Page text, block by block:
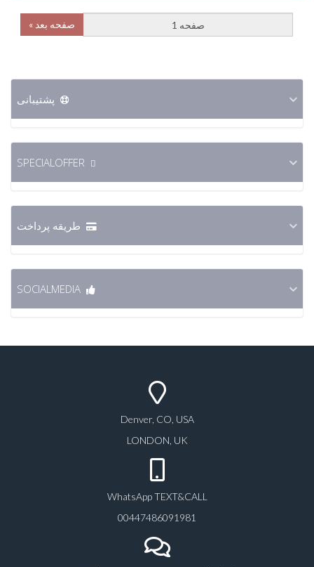
صفحه بعد »
پشتیبانی
طریقه پرداخت
Denver, CO, USA
LONDON, UK
WhatsApp TEXT&CALL
00447486091981